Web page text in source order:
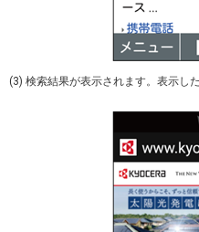
(3) 検索結果が表示されます。表示し